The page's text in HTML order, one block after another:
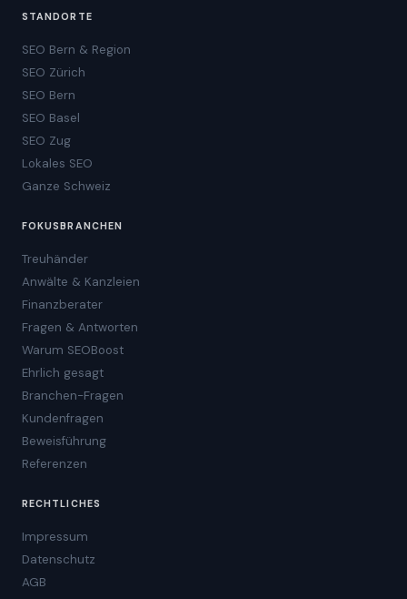
STANDORTE
SEO Bern & Region
SEO Zürich
SEO Bern
SEO Basel
SEO Zug
Lokales SEO
Ganze Schweiz
FOKUSBRANCHEN
Treuhänder
Anwälte & Kanzleien
Finanzberater
Fragen & Antworten
Warum SEOBoost
Ehrlich gesagt
Branchen-Fragen
Kundenfragen
Beweisführung
Referenzen
RECHTLICHES
Impressum
Datenschutz
AGB